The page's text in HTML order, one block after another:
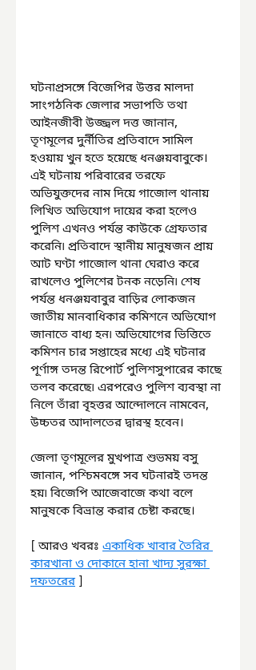
ঘটনাপ্রসঙ্গে বিজেপির উত্তর মালদা
সাংগঠনিক জেলার সভাপতি তথা
আইনজীবী উজ্জ্বল দত্ত জানান,
তৃণমূলের দুর্নীতির প্রতিবাদে সামিল
হওয়ায় খুন হতে হয়েছে ধনঞ্জয়বাবুকে।
এই ঘটনায় পরিবারের তরফে
অভিযুক্তদের নাম দিয়ে গাজোল থানায়
লিখিত অভিযোগ দায়ের করা হলেও
পুলিশ এখনও পর্যন্ত কাউকে গ্রেফতার
করেনি৷ প্রতিবাদে স্থানীয় মানুষজন প্রায়
আট ঘণ্টা গাজোল থানা ঘেরাও করে
রাখলেও পুলিশের টনক নড়েনি৷ শেষ
পর্যন্ত ধনঞ্জয়বাবুর বাড়ির লোকজন
জাতীয় মানবাধিকার কমিশনে অভিযোগ
জানাতে বাধ্য হন৷ অভিযোগের ভিত্তিতে
কমিশন চার সপ্তাহের মধ্যে এই ঘটনার
পূর্ণাঙ্গ তদন্ত রিপোর্ট পুলিশসুপারের কাছে
তলব করেছে৷ এরপরেও পুলিশ ব্যবস্থা না
নিলে তাঁরা বৃহত্তর আন্দোলনে নামবেন,
উচ্চতর আদালতের দ্বারস্থ হবেন।
জেলা তৃণমূলের মুখপাত্র শুভময় বসু
জানান, পশ্চিমবঙ্গে সব ঘটনারই তদন্ত
হয়৷ বিজেপি আজেবাজে কথা বলে
মানুষকে বিভ্রান্ত করার চেষ্টা করছে।
[ আরও খবরঃ একাধিক খাবার তৈরির
কারখানা ও দোকানে হানা খাদ্য সুরক্ষা
দফতরের ]